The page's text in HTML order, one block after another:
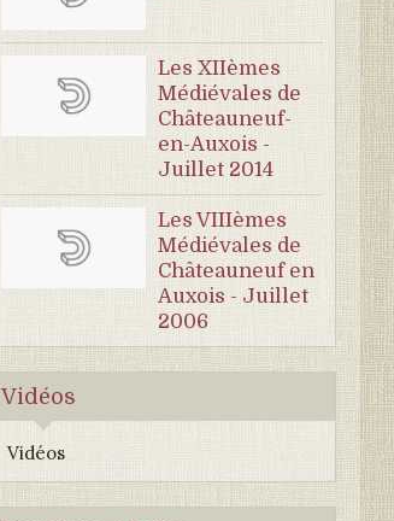
Les XIIèmes
Médiévales de
Châteauneuf-
en-Auxois -
Juillet 2014
Les VIIIèmes
Médiévales de
Châteauneuf en
Auxois - Juillet
2006
Vidéos
Vidéos